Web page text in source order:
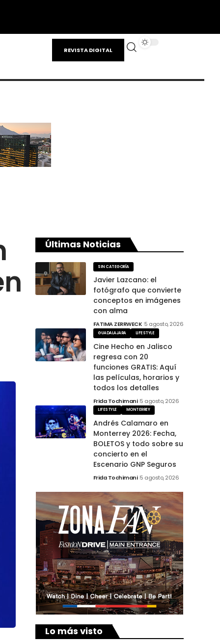
REVISTA DIGITAL
Últimas Noticias
SIN CATEGORÍA
Javier Lazcano: el
fotógrafo que convierte
conceptos en imágenes
con alma
FATIMA ZERRWECK 5 agosto, 2026
GUADALAJARA LIFESTYLE
Cine Hecho en Jalisco
regresa con 20
funciones GRATIS: Aquí
las películas, horarios y
todos los detalles
Frida Tochimani 5 agosto, 2026
LIFESTYLE MONTERREY
Andrés Calamaro en
Monterrey 2026: Fecha,
BOLETOS y todo sobre su
concierto en el
Escenario GNP Seguros
Frida Tochimani 5 agosto, 2026
Lo más visto